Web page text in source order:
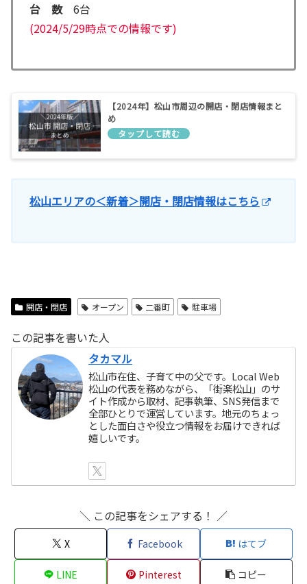
台 数6台
(2024/5/29時点での情報です)
【2024年】松山市周辺の開店・閉店情報まと
め
松山エリアの＜新着＞開店・閉店情報はこちら
開店・閉店 オープン 二番町 駐車場
この記事を書いた人
タカマル
松山市在住、子育て中の父です。Local Web
松山の代表を務めながら、「街楽松山」のサ
イト作成から取材、記事執筆、SNS発信まで
全部ひとりで運営しています。地元のちょっ
とした面白さや役立つ情報をお届けできれば
嬉しいです。
＼ この記事をシェアする！ ／
X Facebook はてブ
LINE Pinterest コピー